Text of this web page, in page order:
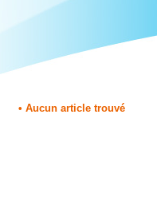
• Aucun article trouvé